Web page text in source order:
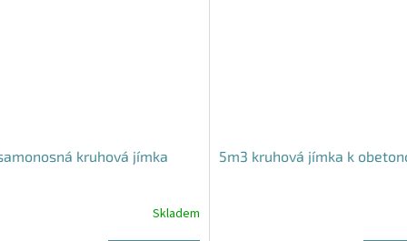
kruhová jímka
Skladem
5m3 kruhová jímka k